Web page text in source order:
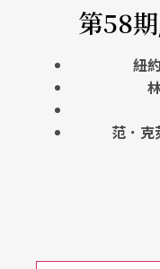
第58
紐
范．克